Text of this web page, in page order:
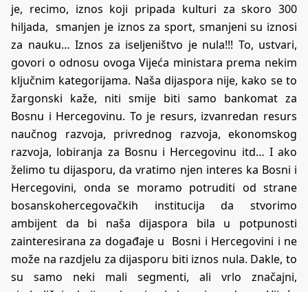
je, recimo, iznos koji pripada kulturi za skoro 300
hiljada, smanjen je iznos za sport, smanjeni su iznosi
za nauku… Iznos za iseljeništvo je nula!!! To, ustvari,
govori o odnosu ovoga Vijeća ministara prema nekim
ključnim kategorijama. Naša dijaspora nije, kako se to
žargonski kaže, niti smije biti samo bankomat za
Bosnu i Hercegovinu. To je resurs, izvanredan resurs
naučnog razvoja, privrednog razvoja, ekonomskog
razvoja, lobiranja za Bosnu i Hercegovinu itd… I ako
želimo tu dijasporu, da vratimo njen interes ka Bosni i
Hercegovini, onda se moramo potruditi od strane
bosanskohercegovačkih institucija da stvorimo
ambijent da bi naša dijaspora bila u potpunosti
zainteresirana za događaje u Bosni i Hercegovini i ne
može na razdjelu za dijasporu biti iznos nula. Dakle, to
su samo neki mali segmenti, ali vrlo značajni,